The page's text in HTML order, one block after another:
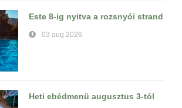
Este 8-ig nyitva a rozsnyói strand
03 aug 2026
Heti ebédmenü augusztus 3-tól